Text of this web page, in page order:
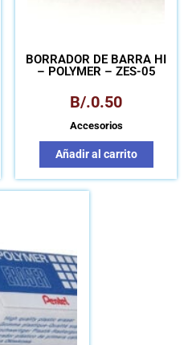
BORRADOR DE BARRA HI
– POLYMER – ZES-05
B/.0.50
Accesorios
Añadir al carrito